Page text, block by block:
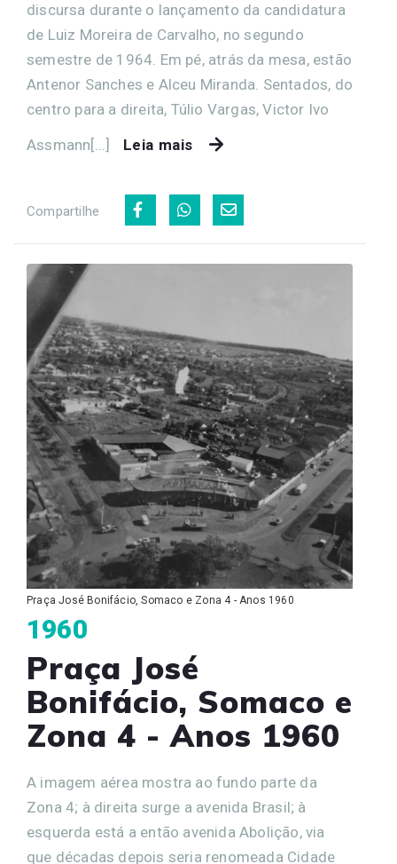
discursa durante o lançamento da candidatura
de Luiz Moreira de Carvalho, no segundo
semestre de 1964. Em pé, atrás da mesa, estão
Antenor Sanches e Alceu Miranda. Sentados, do
centro para a direita, Túlio Vargas, Victor Ivo
Assmann[...]
Leia mais
Compartilhe
Praça José Bonifácio, Somaco e Zona 4 - Anos 1960
1960
Praça José
Bonifácio, Somaco e
Zona 4 - Anos 1960
A imagem aérea mostra ao fundo parte da
Zona 4; à direita surge a avenida Brasil; à
esquerda está a então avenida Abolição, via
que décadas depois seria renomeada Cidade